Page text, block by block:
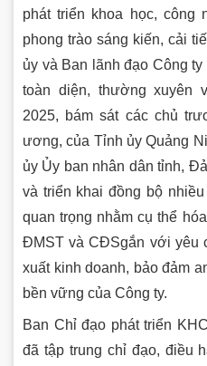
phát triển khoa học, công
phong trào sáng kiến, cải
ủy và Ban lãnh đạo Công
toàn diện, thường xuyên
2025, bám sát các chủ
ương, của Tỉnh ủy Quảng
ủy Ủy ban nhân dân tỉnh,
và triển khai đồng bộ
quan trọng nhằm cụ thể
ĐMST và CĐSgắn với yêu
xuất kinh doanh, bảo đảm
bền vững của Công ty.
Ban Chỉ đạo phát triển
đã tập trung chỉ đạo, điều